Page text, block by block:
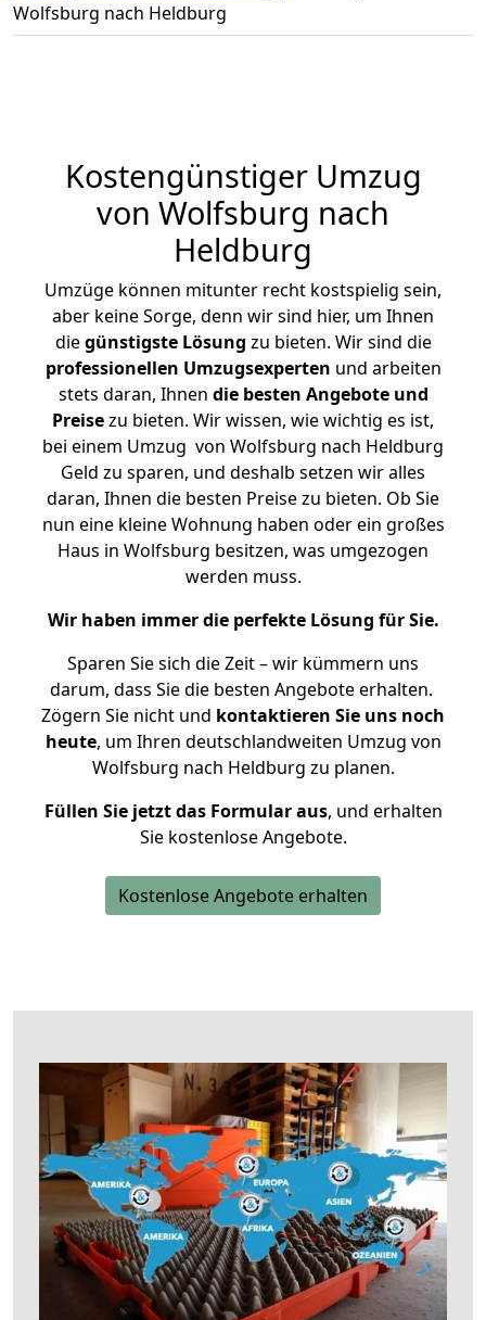
Wolfsburg nach Heldburg
Kostengünstiger Umzug
von Wolfsburg nach
Heldburg
Umzüge können mitunter recht kostspielig sein,
aber keine Sorge, denn wir sind hier, um Ihnen
diegünstigste Lösung zu bieten. Wir sind die
professionellen Umzugsexperten und arbeiten
stets daran, Ihnen die besten Angebote und
Preisezu bieten. Wir wissen, wie wichtig es ist,
bei einem Umzug von Wolfsburg nach Heldburg
Geld zu sparen, und deshalb setzen wir alles
daran, Ihnen die besten Preise zu bieten. Ob Sie
nun eine kleine Wohnung haben oder ein großes
Haus in Wolfsburg besitzen, was umgezogen
werden muss.
Wir haben immer die perfekte Lösung für Sie.
Sparen Sie sich die Zeit – wir kümmern uns
darum, dass Sie die besten Angebote erhalten.
Zögern Sie nicht und kontaktieren Sie uns noch
heute, um Ihren deutschlandweiten Umzug von
Wolfsburg nach Heldburg zu planen.
Füllen Sie jetzt das Formular aus, und erhalten
Sie kostenlose Angebote.
Kostenlose Angebote erhalten